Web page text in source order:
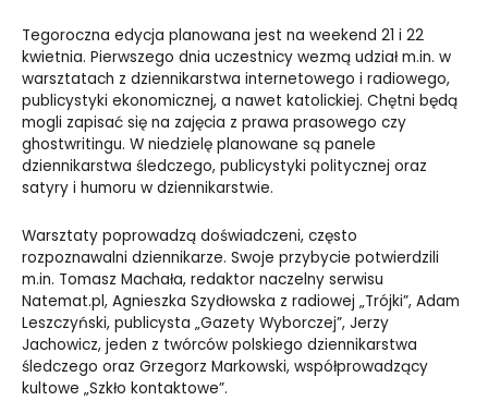
Tegoroczna edycja planowana jest na weekend 21 i 22
kwietnia. Pierwszego dnia uczestnicy wezmą udział m.in. w
warsztatach z dziennikarstwa internetowego i radiowego,
publicystyki ekonomicznej, a nawet katolickiej. Chętni będą
mogli zapisać się na zajęcia z prawa prasowego czy
ghostwritingu. W niedzielę planowane są panele
dziennikarstwa śledczego, publicystyki politycznej oraz
satyry i humoru w dziennikarstwie.
Warsztaty poprowadzą doświadczeni, często
rozpoznawalni dziennikarze. Swoje przybycie potwierdzili
m.in. Tomasz Machała, redaktor naczelny serwisu
Natemat.pl, Agnieszka Szydłowska z radiowej „Trójki”, Adam
Leszczyński, publicysta „Gazety Wyborczej”, Jerzy
Jachowicz, jeden z twórców polskiego dziennikarstwa
śledczego oraz Grzegorz Markowski, współprowadzący
kultowe „Szkło kontaktowe”.